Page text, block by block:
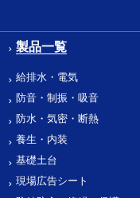
製品一覧
給排水・電気
防音・制振・吸音
防水・気密・断熱
養生・内装
基礎土台
現場広告シート